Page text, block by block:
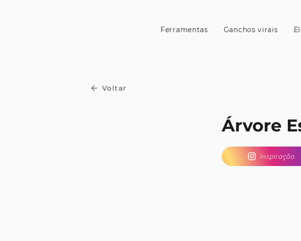
Ferramentas Ganchos virais
Voltar
Árvore
Inspiração